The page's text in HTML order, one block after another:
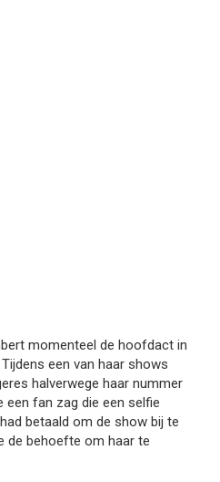
momenteel de hoofdact in
een van haar shows
halverwege haar nummer
een fan zag die een selfie
betaald om de show bij te
de behoefte om haar te